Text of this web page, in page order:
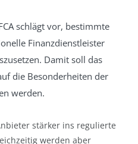
schlägt vor, bestimmte
Finanzdienstleister
Damit soll das
die Besonderheiten der
werden.
stärker ins regulierte
werden aber